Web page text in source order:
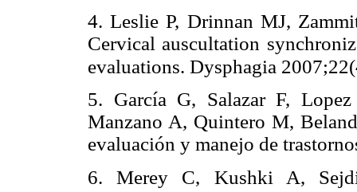
4. Leslie P, Drinnan MJ,
Cervical auscultation
evaluations. Dysphagia
5. García G, Salazar F,
Manzano A, Quintero M,
evaluación y manejo de
6. Merey C, Kushki A,